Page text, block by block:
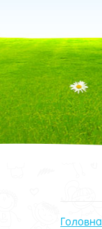
Головна